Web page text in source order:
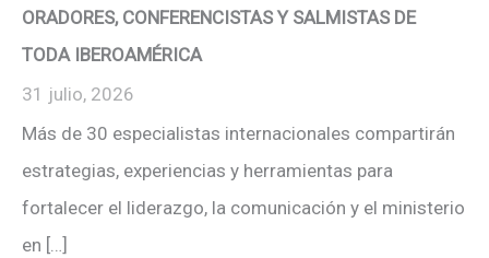
ORADORES, CONFERENCISTAS Y SALMISTAS DE
TODA IBEROAMÉRICA
31 julio, 2026
Más de 30 especialistas internacionales compartirán
estrategias, experiencias y herramientas para
fortalecer el liderazgo, la comunicación y el ministerio
en […]